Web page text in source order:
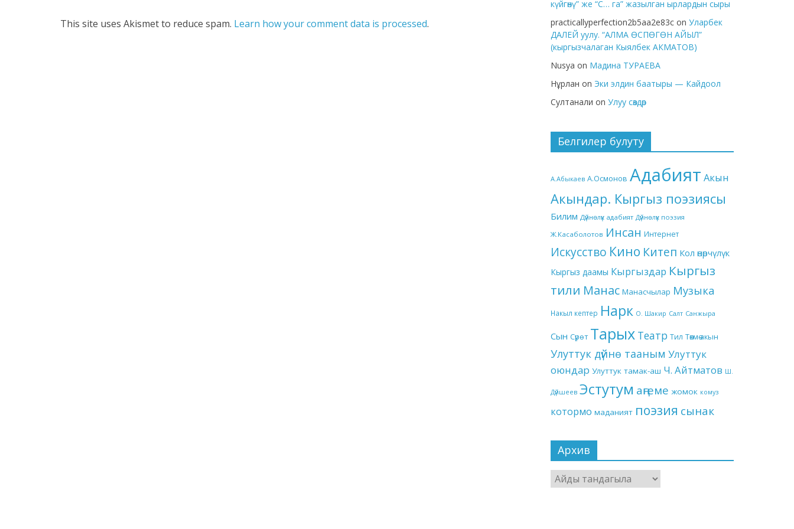
This site uses Akismet to reduce spam. Learn how your comment data is processed.
күйгөнү” же “С… га” жазылган ырлардын сыры
practicallyperfection2b5aa2e83c on Уларбек
ДАЛЕЙ уулу. “АЛМА ӨСПӨГӨН АЙЫЛ”
(кыргызчалаган Кыялбек АКМАТОВ)
Nusya on Мадина ТУРАЕВА
Нұрлан on Эки элдин баатыры — Кайдоол
Султанали on Улуу сөздөр
Белгилер булуту
А.Абыкаев А.Осмонов Адабият Акын
Акындар. Кыргыз поэзиясы
Билим Дүйнөлүк адабият Дүйнөлүк поэзия
Ж.Касаболотов Инсан Интернет
Искусство Кино Китеп Кол өнөрчүлүк
Кыргыз даамы Кыргыздар Кыргыз
тили Манас Манасчылар Музыка
Накыл кептер Нарк О. Шакир Салт Санжыра
Сын Сүрөт Тарых Театр Тил Төкмө акын
Улуттук дүйнө тааным Улуттук
оюндар Улуттук тамак-аш Ч. Айтматов Ш.
Дүйшеев Эстутум аңгеме жомок комуз
котормо маданият поэзия сынак
Архив
Архив